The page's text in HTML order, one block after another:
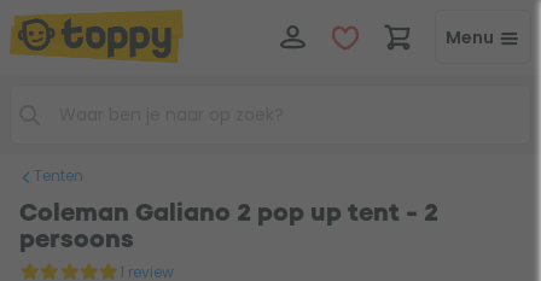
Menu
Tenten
Coleman Galiano 2 pop up tent - 2
persoons
1 review